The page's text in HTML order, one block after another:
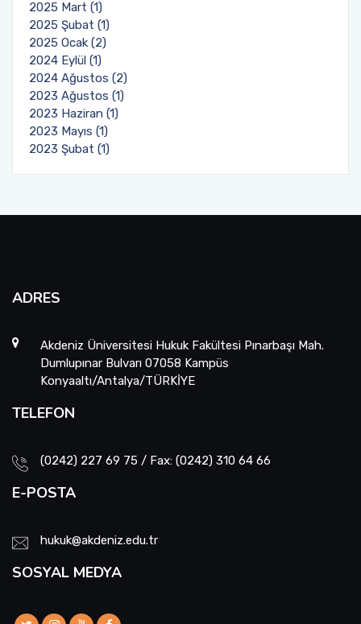
2025 Mart (1)
2025 Şubat (1)
2025 Ocak (2)
2024 Eylül (1)
2024 Ağustos (2)
2023 Ağustos (1)
2023 Haziran (1)
2023 Mayıs (1)
2023 Şubat (1)
ADRES
Akdeniz Üniversitesi Hukuk Fakültesi Pınarbaşı Mah.
Dumlupınar Bulvarı 07058 Kampüs
Konyaaltı/Antalya/TÜRKİYE
TELEFON
(0242) 227 69 75 / Fax: (0242) 310 64 66
E-POSTA
hukuk@akdeniz.edu.tr
SOSYAL MEDYA